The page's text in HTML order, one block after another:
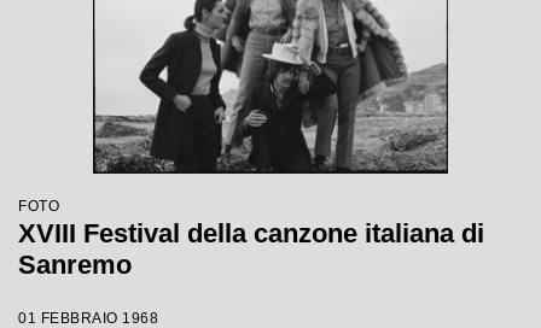
FOTO
XVIII Festival della canzone italiana di
Sanremo
01 FEBBRAIO 1968